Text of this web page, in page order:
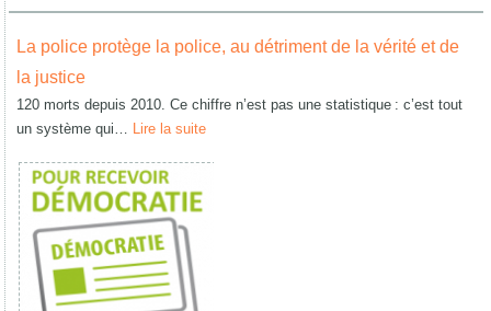
La police protège la police, au détriment de la vérité et de
la justice
120 morts depuis 2010. Ce chiffre n’est pas une statistique : c’est tout
un système qui…
Lire la suite